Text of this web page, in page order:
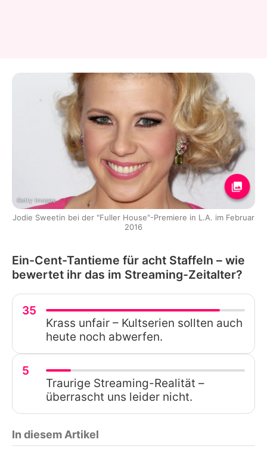
Getty Images
Jodie Sweetin bei der "Fuller House"-Premiere in L.A. im Februar
2016
Ein-Cent-Tantieme für acht Staffeln – wie
bewertet ihr das im Streaming-Zeitalter?
35
Krass unfair – Kultserien sollten auch
heute noch abwerfen.
5
Traurige Streaming-Realität –
überrascht uns leider nicht.
In diesem Artikel